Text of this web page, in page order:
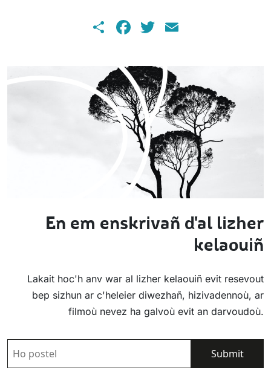
ShareFacebook
Twitter
En em enskrivañ d'al lizher
kelaouiñ
Lakait hoc'h anv war al lizher kelaouiñ evit resevout
bep sizhun ar c'heleier diwezhañ, hizivadennoù, ar
filmoù nevez ha galvoù evit an darvoudoù.
POSTEL